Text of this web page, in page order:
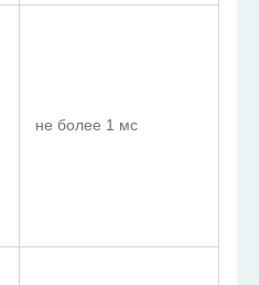
не более 1 мс